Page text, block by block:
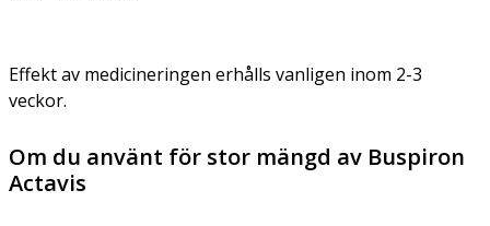
Effekt av medicineringen erhålls vanligen inom 2-3
veckor.
Om du använt för stor mängd av Buspiron
Actavis